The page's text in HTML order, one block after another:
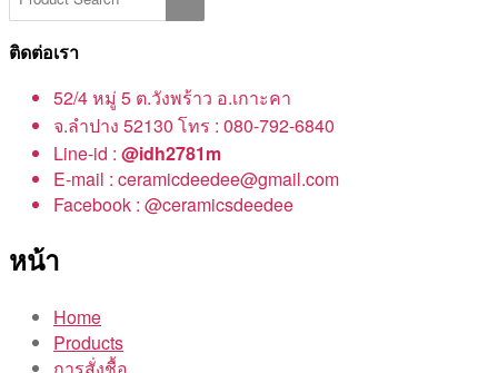
ติดต่อเรา
52/4 หมู่ 5 ต.วังพร้าว อ.เกาะคา
จ.ลำปาง 52130 โทร : 080-792-6840
Line-id : @idh2781m
E-mail : ceramicdeedee@gmail.com
Facebook : @ceramicsdeedee
หน้า
Home
Products